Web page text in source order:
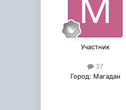
Участник
37
Город: Магадан